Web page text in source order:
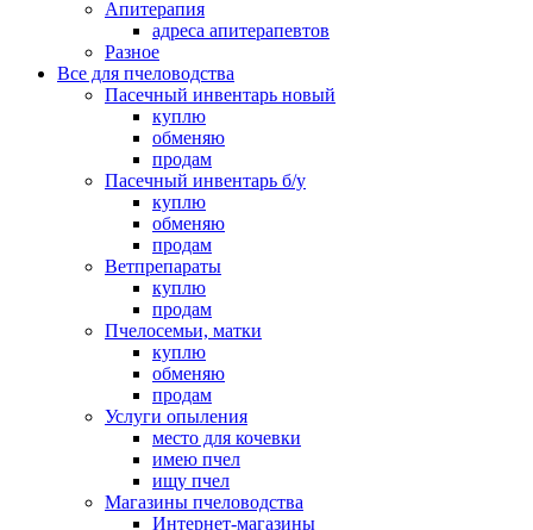
Апитерапия
адреса апитерапевтов
Разное
Все для пчеловодства
Пасечный инвентарь новый
куплю
обменяю
продам
Пасечный инвентарь б/у
куплю
обменяю
продам
Ветпрепараты
куплю
продам
Пчелосемьи, матки
куплю
обменяю
продам
Услуги опыления
место для кочевки
имею пчел
ищу пчел
Магазины пчеловодства
Интернет-магазины